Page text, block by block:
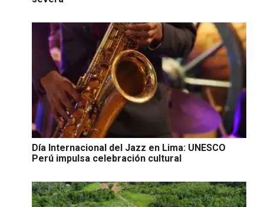
Día Internacional del Jazz en Lima: UNESCO
Perú impulsa celebración cultural